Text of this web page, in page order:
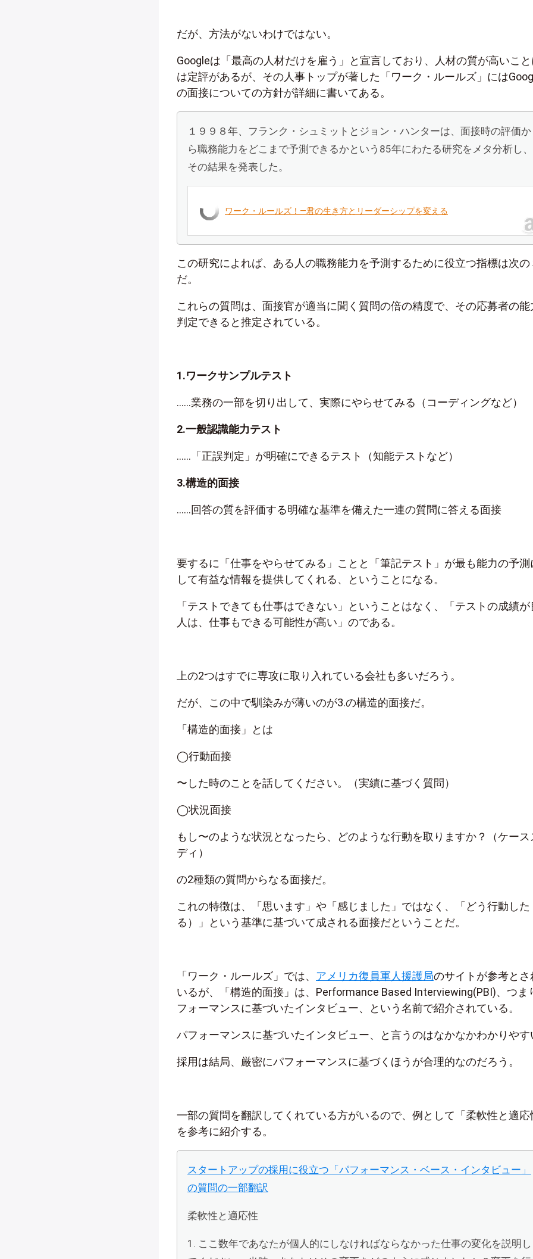
だが、方法がないわけではない。
Googleは「最高の人材だけを雇う」と宣言しており、人材の質が高いこと
は定評があるが、その人事トップが著した「ワーク・ルールズ」には
の面接についての方針が詳細に書いてある。
１９９８年、フランク・シュミットとジョン・ハンターは、面接時の評価か
ら職務能力をどこまで予測できるかという 85年にわたる研究をメタ分析し、
その結果を発表した。
ワーク・ルールズ！―君の生き方とリーダーシップを変える
この研究によれば、ある人の職務能力を予測するために役立つ指標は次の
だ。
これらの質問は、面接官が適当に聞く質問の倍の精度で、その応募者の能
判定できると推定されている。
1.ワークサンプルテスト
……業務の一部を切り出して、実際にやらせてみる（コーディングなど）
2.一般認識能力テスト
……「正誤判定」が明確にできるテスト（知能テストなど）
3.構造的面接
……回答の質を評価する明確な基準を備えた一連の質問に答える面接
要するに「仕事をやらせてみる」ことと「筆記テスト」が最も能力の予測
して有益な情報を提供してくれる、ということになる。
「テストできても仕事はできない」ということはなく、「テストの成績が
人は、仕事もできる可能性が高い」のである。
上の2つはすでに専攻に取り入れている会社も多いだろう。
だが、この中で馴染みが薄いのが3.の構造的面接だ。
「構造的面接」とは
◯行動面接
〜した時のことを話してください。（実績に基づく質問）
◯状況面接
もし〜のような状況となったら、どのような行動を取りますか？（ケース
ディ）
の2種類の質問からなる面接だ。
これの特徴は、「思います」や「感じました」ではなく、「どう行動した
る）」という基準に基づいて成される面接だということだ。
「ワーク・ルールズ」では、 アメリカ復員軍人援護局のサイトが参考とさ
いるが、「構造的面接」は、Performance Based Interviewing(PBI)、つま
フォーマンスに基づいたインタビュー、という名前で紹介されている。
パフォーマンスに基づいたインタビュー、と言うのはなかなかわかりやす
採用は結局、厳密にパフォーマンスに基づくほうが合理的なのだろう。
一部の質問を翻訳してくれている方がいるので、例として「柔軟性と適応
を参考に紹介する。
スタートアップの採用に役立つ「パフォーマンス・ベース・インタビュー」
の質問の一部翻訳
柔軟性と適応性
1. ここ数年であなたが個人的にしなければならなかった仕事の変化を説明し